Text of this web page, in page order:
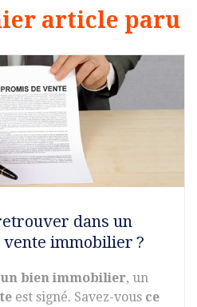
article paru
dans un
immobilier ?
bien immobilier, un
est signé. Savez-vous ce